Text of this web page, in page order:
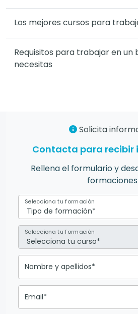
Los mejores cursos para
Requisitos para trabajar en un
necesitas
Solicita
Contacta para recibir
Rellena el formulario y
formaciones.
Selecciona tu formación
Selecciona tu formación
Nombre y apellidos*
Email*